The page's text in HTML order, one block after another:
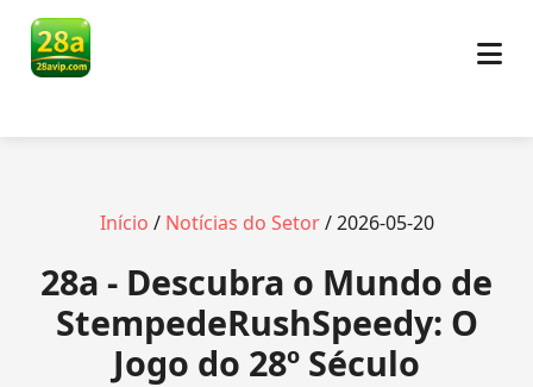
Início / Notícias do Setor/ 2026-05-20
28a - Descubra o Mundo de
StempedeRushSpeedy: O
Jogo do 28º Século